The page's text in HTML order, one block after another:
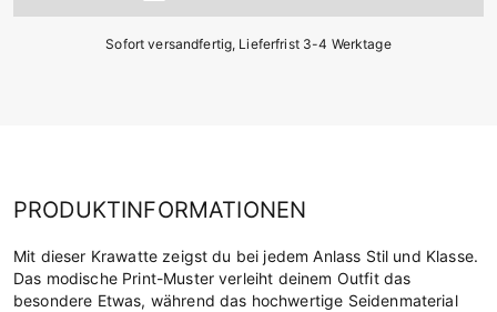
Sofort versandfertig, Lieferfrist 3-4 Werktage
PRODUKTINFORMATIONEN
Mit dieser Krawatte zeigst du bei jedem Anlass Stil und Klasse.
Das modische Print-Muster verleiht deinem Outfit das
besondere Etwas, während das hochwertige Seidenmaterial